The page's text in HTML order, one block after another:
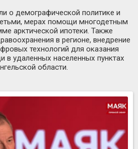
о демографической политике и
мерах помощи многодетным
арктической ипотеки. Также
в регионе, внедрение
технологий для оказания
удаленных населенных пунктах
области.